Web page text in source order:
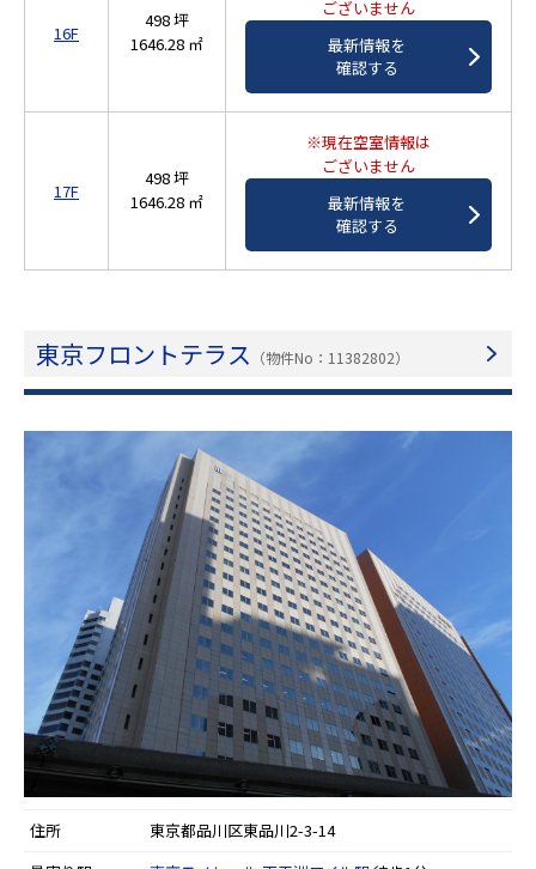
16F
498 坪
1646.28 ㎡
ございません
最新情報を
確認する
17F
498 坪
1646.28 ㎡
※現在空室情報は
ございません
最新情報を
確認する
東京フロントテラス （物件No：11382802）
住所
東京都品川区東品川2-3-14